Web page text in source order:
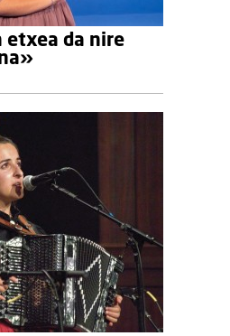
etxea da nire